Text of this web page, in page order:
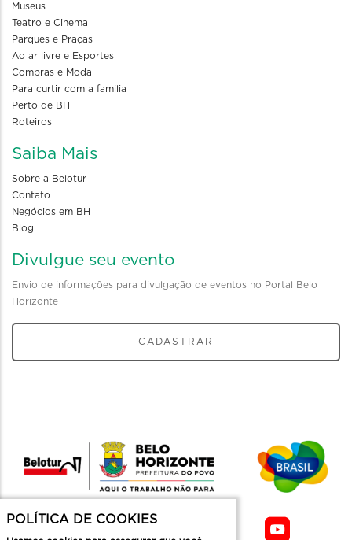
Museus
Teatro e Cinema
Parques e Praças
Ao ar livre e Esportes
Compras e Moda
Para curtir com a familia
Perto de BH
Roteiros
Saiba Mais
Sobre a Belotur
Contato
Negócios em BH
Blog
Divulgue seu evento
Envio de informações para divulgação de eventos no Portal Belo
Horizonte
CADASTRAR
POLÍTICA DE COOKIES